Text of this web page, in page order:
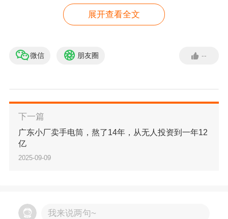
【免费入驻】 亚马逊入驻
立即入驻
展开查看全文
微信 朋友圈 --
下一篇
广东小厂卖手电筒，熬了14年，从无人投资到一年12
亿
2025-09-09
我来说两句~